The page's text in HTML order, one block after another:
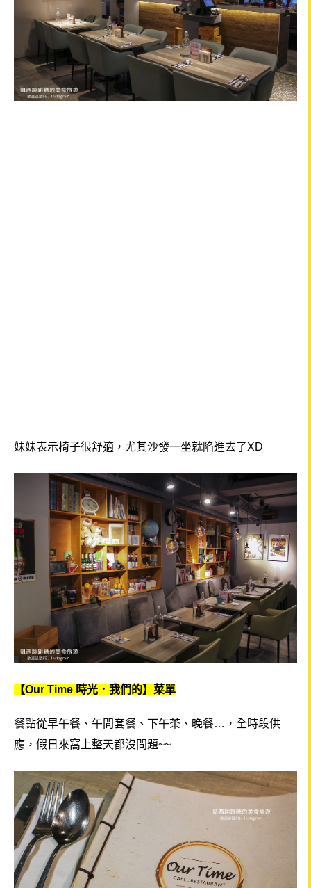
妹妹表示椅子很舒適，尤其沙發一坐就陷進去了XD
【Our Time 時光．我們的】菜單
餐點從早午餐、午間套餐、下午茶、晚餐…，全時段供
應，假日來窩上整天都沒問題~~